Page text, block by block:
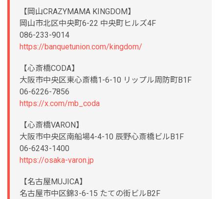
【岡山CRAZYMAMA KINGDOM】
岡山市北区中央町6-22 中央町ヒルズ4F
086-233-9014
https://banquetunion.com/kingdom/
【心斎橋CODA】
大阪市中央区東心斎橋1-6-10 リップル周防町B1F
06-6226-7856
https://x.com/mb_coda
【心斎橋VARON】
大阪市中央区南船場4-4-10 辰野心斎橋ビルB1F
06-6243-1400
https://osaka-varon.jp
【名古屋MUJICA】
名古屋市中区錦3-6-15 たての街ビルB2F